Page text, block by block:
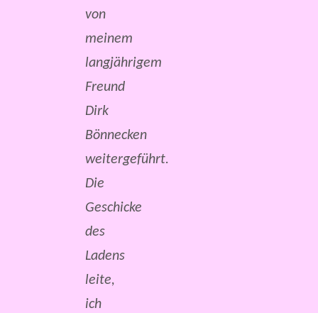
von
meinem
langjährigem
Freund
Dirk
Bönnecken
weitergeführt.
Die
Geschicke
des
Ladens
leite,
ich